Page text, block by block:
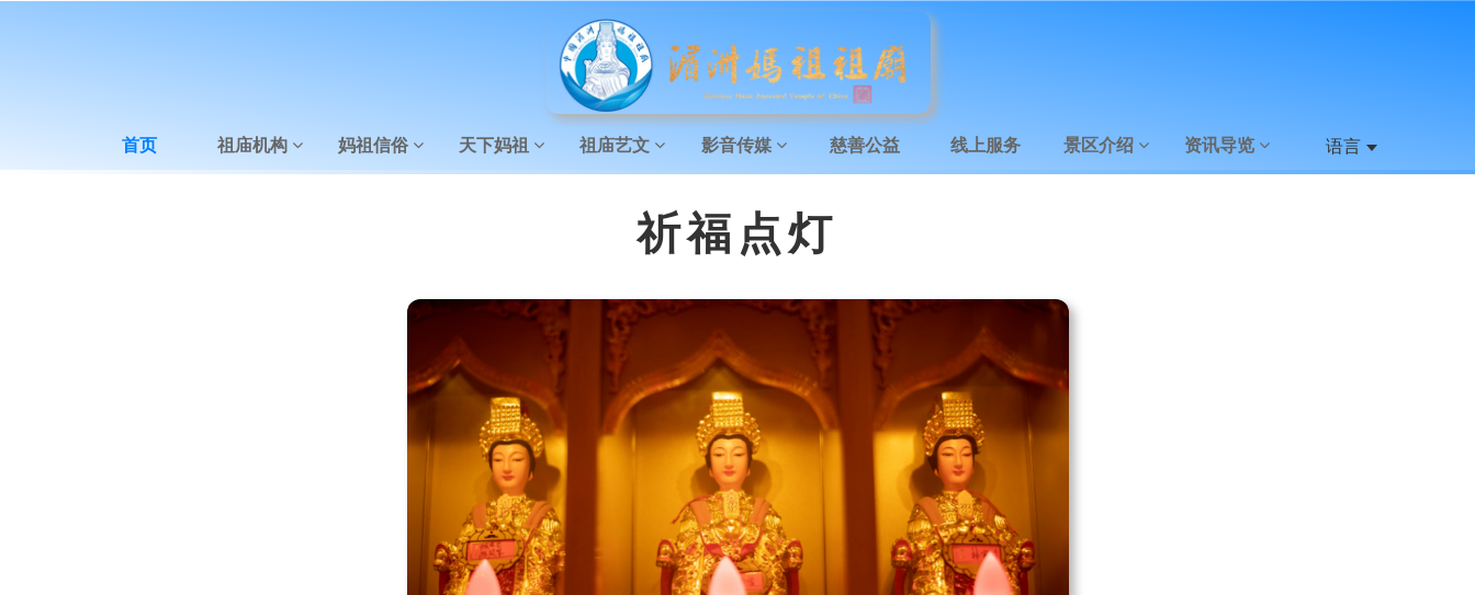
语言
首页 祖庙机构 妈祖信俗 天下妈祖 祖庙艺文 影音传媒 慈善公益 线上服务 景区介绍 资讯导览
祈福点灯